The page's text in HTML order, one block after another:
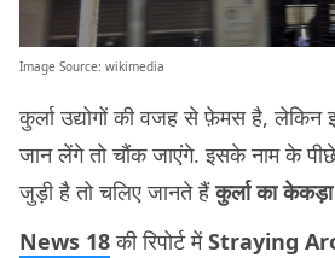
Image Source: wikimedia
कुर्ला उद्योगों की वजह से फ़ेमस है, लेकिन
जान लेंगे तो चौंक जाएंगे. इसके नाम के
जुड़ी है तो चलिए जानते हैंकुर्ला का
News 18की रिपोर्ट मेंStraying